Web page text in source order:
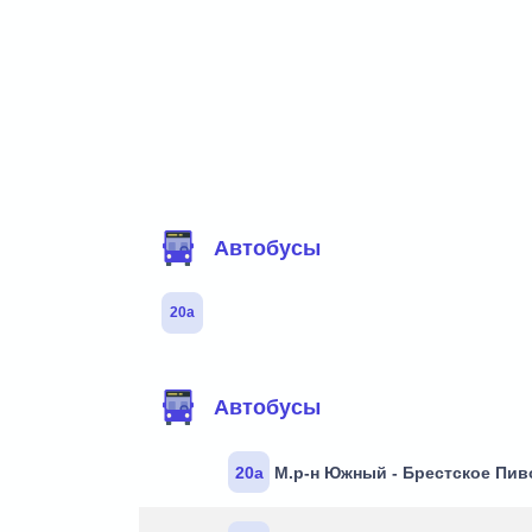
Автобусы
20а
Автобусы
20а М.р-н Южный - Брестское